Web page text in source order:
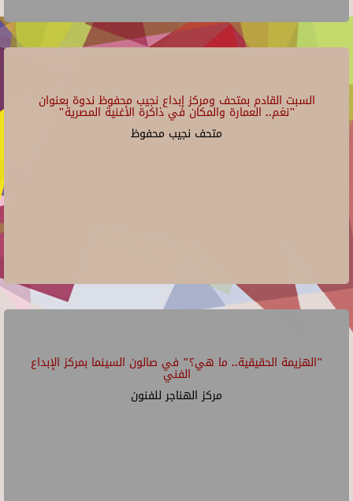
السبت القادم بمتحف ومركز إبداع نجيب محفوظ ندوة بعنوان
"نغم.. العمارة والمكان في ذاكرة الأغنية المصرية"
متحف نجيب محفوظ
"الهزيمة الحقيقية.. ما هي؟" في صالون السينما بمركز الإبداع
الفني
مركز الهناجر للفنون